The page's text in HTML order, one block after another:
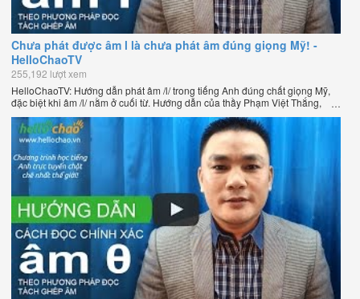
Chưa phát được âm l là chưa phát âm đúng giọng Mỹ! -
HelloChaoTV
255,192 lượt xem
HelloChaoTV: Hướng dẫn phát âm /l/ trong tiếng Anh đúng chất giọng Mỹ,
đặc biệt khi âm /l/ nằm ở cuối từ. Hướng dẫn của thầy Phạm Việt Thắng,
đồng sáng lập HelloChao.vn - Chương trình dạy tiếng Anh trực tuyến chặt
chẽ nhất thế giới.